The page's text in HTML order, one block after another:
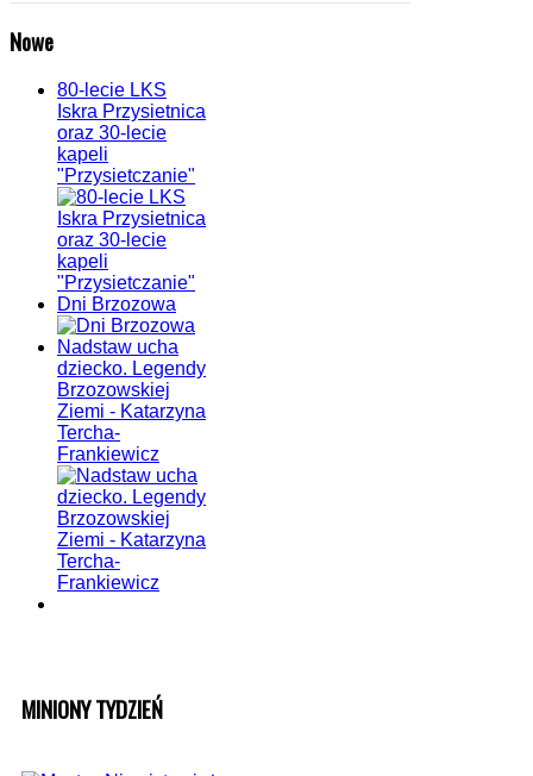
Nowe
80-lecie LKS
Iskra Przysietnica
oraz 30-lecie
kapeli
"Przysietczanie"
Dni Brzozowa
Nadstaw ucha
dziecko. Legendy
Brzozowskiej
Ziemi - Katarzyna
Tercha-
Frankiewicz
MINIONY TYDZIEŃ